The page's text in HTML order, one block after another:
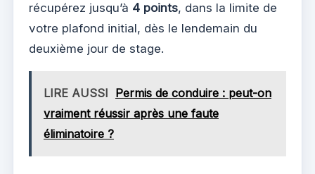
récupérez jusqu’à 4 points, dans la limite de
votre plafond initial, dès le lendemain du
deuxième jour de stage.
LIRE AUSSI Permis de conduire : peut-on
vraiment réussir après une faute
éliminatoire ?